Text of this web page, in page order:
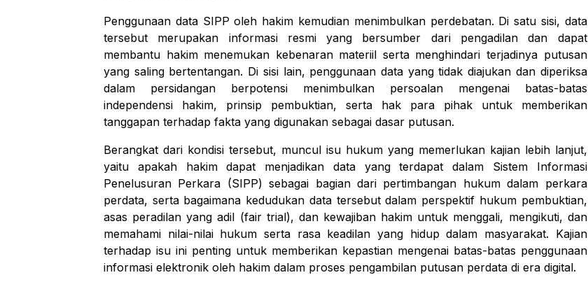
Penggunaan data SIPP oleh hakim kemudian menimbulkan perdebatan. Di satu sisi, data
tersebut merupakan informasi resmi yang bersumber dari pengadilan dan dapat
membantu hakim menemukan kebenaran materiil serta menghindari terjadinya putusan
yang saling bertentangan. Di sisi lain, penggunaan data yang tidak diajukan dan diperiksa
dalam persidangan berpotensi menimbulkan persoalan mengenai batas-batas
independensi hakim, prinsip pembuktian, serta hak para pihak untuk memberikan
tanggapan terhadap fakta yang digunakan sebagai dasar putusan.
Berangkat dari kondisi tersebut, muncul isu hukum yang memerlukan kajian lebih lanjut,
yaitu apakah hakim dapat menjadikan data yang terdapat dalam Sistem Informasi
Penelusuran Perkara (SIPP) sebagai bagian dari pertimbangan hukum dalam perkara
perdata, serta bagaimana kedudukan data tersebut dalam perspektif hukum pembuktian,
asas peradilan yang adil (fair trial), dan kewajiban hakim untuk menggali, mengikuti, dan
memahami nilai-nilai hukum serta rasa keadilan yang hidup dalam masyarakat. Kajian
terhadap isu ini penting untuk memberikan kepastian mengenai batas-batas penggunaan
informasi elektronik oleh hakim dalam proses pengambilan putusan perdata di era digital.